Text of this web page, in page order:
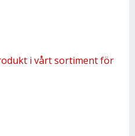
i vårt sortiment för